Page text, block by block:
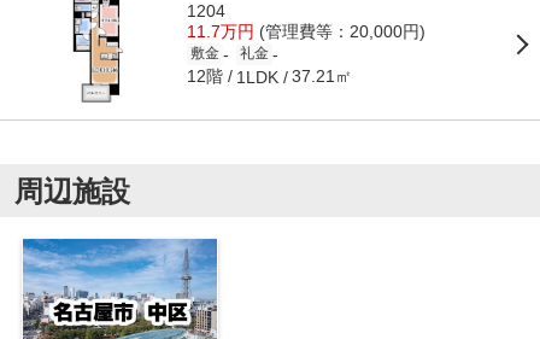
1204
11.7万円 (管理費等：20,000円)
敷金 - 礼金 -
12階 1LDK 37.21㎡
周辺施設